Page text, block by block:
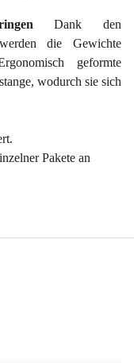
Dank den
die Gewichte
geformte
wodurch sie sich
Pakete an